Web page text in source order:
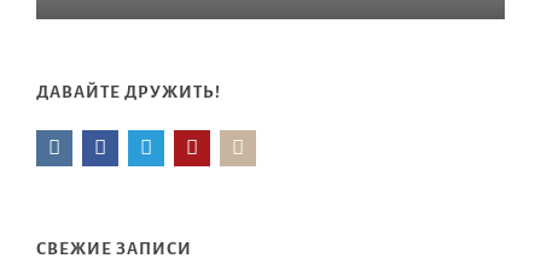
ДАВАЙТЕ ДРУЖИТЬ!
СВЕЖИЕ ЗАПИСИ